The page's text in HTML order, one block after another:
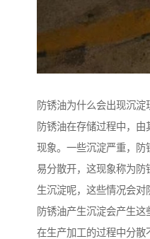
防锈油为什么会出现沉淀
防锈油在存储过程中，
现象。一些沉淀严重，
易分散开，这现象称为
生沉淀呢，这些情况会对
防锈油产生沉淀会产生这
在生产加工的过程中分